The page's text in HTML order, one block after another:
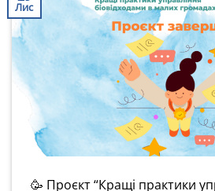
Лис
🥳 Проєкт “Кращі практики